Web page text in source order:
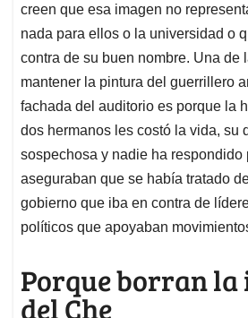
creen que esa imagen no
nada para ellos o la universidad o
contra de su buen nombre. Una de
mantener la pintura del guerrillero
fachada del auditorio es porque la
dos hermanos les costó la vida, su
sospechosa y nadie ha respondido
aseguraban que se había tratado
gobierno que iba en contra de
políticos que apoyaban
Porque borran la
del Che